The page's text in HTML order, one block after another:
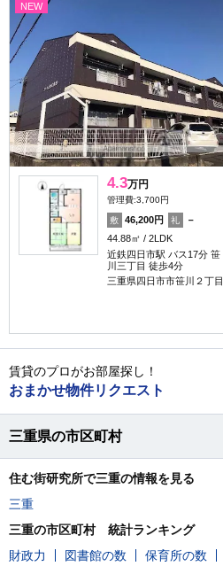
NEW
4.3万円
管理費:3,700円
敷 46,200円 礼
－
44.88㎡
2LDK
近鉄四日市駅 バス17分 笹
川三丁目 徒歩4分
三重県四日市市笹川２丁目
賃貸のプロがお部屋探し！
おまかせ物件リクエスト
三重県の市区町村
住む街研究所で三重の情報を見る
三重
三重の市区町村 統計ランキング
財政力
図書館の数 保育所の数